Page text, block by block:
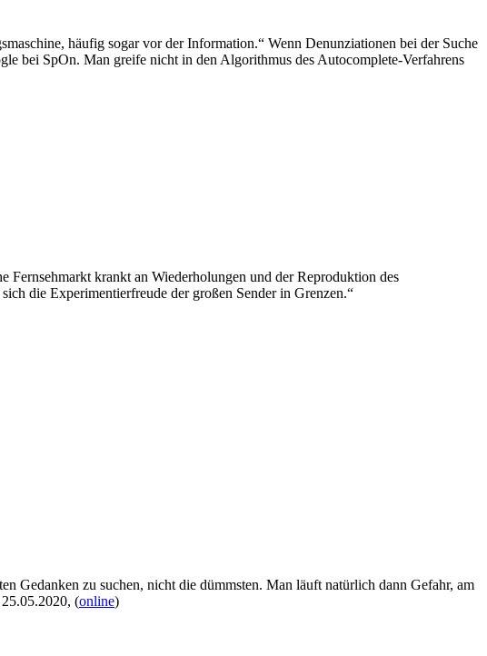
häufig sogar vor der Information.“ Wenn Denunziationen bei der Suche
bei SpOn. Man greife nicht in den Algorithmus des Autocomplete-Verfahrens
Fernsehmarkt krankt an Wiederholungen und der Reproduktion des
die Experimentierfreude der großen Sender in Grenzen.“
Gedanken zu suchen, nicht die dümmsten. Man läuft natürlich dann Gefahr, am
(online)